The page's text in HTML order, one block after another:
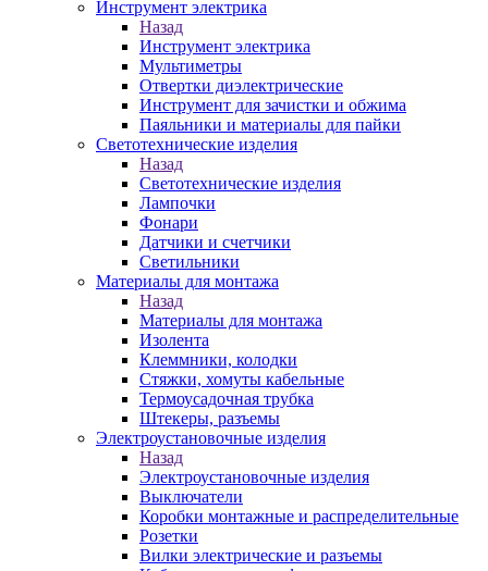
Инструмент электрика
Назад
Инструмент электрика
Мультиметры
Отвертки диэлектрические
Инструмент для зачистки и обжима
Паяльники и материалы для пайки
Светотехнические изделия
Назад
Светотехнические изделия
Лампочки
Фонари
Датчики и счетчики
Светильники
Материалы для монтажа
Назад
Материалы для монтажа
Изолента
Клеммники, колодки
Стяжки, хомуты кабельные
Термоусадочная трубка
Штекеры, разъемы
Электроустановочные изделия
Назад
Электроустановочные изделия
Выключатели
Коробки монтажные и распределительные
Розетки
Вилки электрические и разъемы